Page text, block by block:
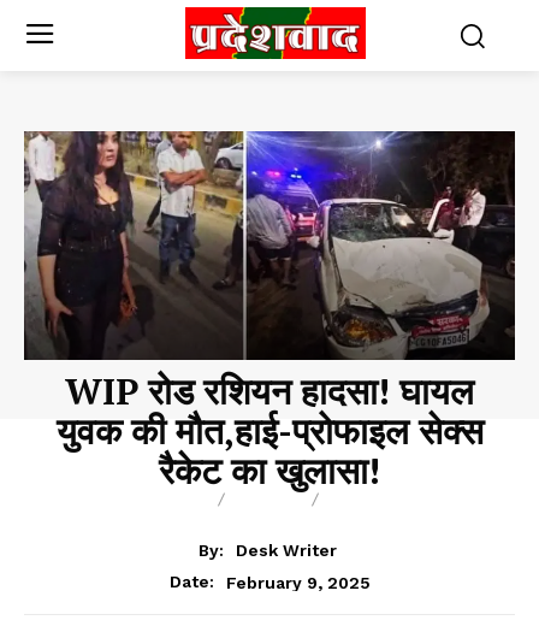
WIP रोड रशियन हादसा! घायल
युवक की मौत,हाई-प्रोफाइल सेक्स
रैकेट का खुलासा!
By:
Desk Writer
Date:
February 9, 2025